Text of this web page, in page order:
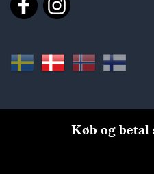
Køb og betal